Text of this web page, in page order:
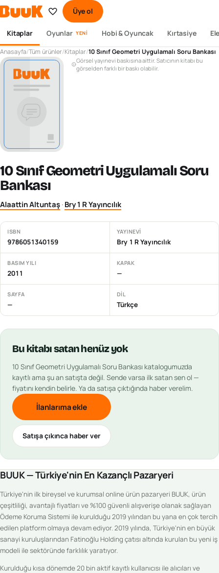
Üye ol
Kitaplar Oyunlar YENI Hobi & Oyuncak Kırtasiye
Anasayfa/Tüm ürünler/Kitaplar/10 Sınıf Geometri Uygulamalı Soru Bankası
Görsel yayınevi baskısına aittir. Satıcının kitabı bu
görselden farklı bir baskı olabilir.
10 Sınıf Geometri Uygulamalı Soru
Bankası
Alaattin Altuntaş·Bry 1 R Yayıncılık
ISBN
9786051340159
YAYINEVI
Bry 1 R Yayıncılık
BASIM YILI
2011
KAPAK
—
SAYFA
—
DIL
Türkçe
Bu kitabısatan henüz yok
10 Sınıf Geometri Uygulamalı Soru Bankası katalogumuzda
kayıtlı ama şu an satışta değil. Sende varsa ilk satan sen ol —
fiyatını kendin belirle. Ya da satışa çıktığında haber verelim.
İlanlarıma ekle
Satışa çıkınca haber ver
BUUK — Türkiye'nin En Kazançlı Pazaryeri
Türkiye'nin ilk bireysel ve kurumsal online ürün pazaryeri BUUK, ürün
çeşitliliği, avantajlı fiyatları ve %100 güvenli alışverişe olanak sağlayan
Ödeme Koruma Sistemi ile kurulduğu 2019 yılından bu yana en çok tercih
edilen platform olmaya devam ediyor. 2019 yılında, Türkiye'nin en büyük
sanayi kuruluşlarından Fatinoğlu Holding çatısı altında kurulan bu yeni iş
modeli ile sektöründe farklılık yaratıyor.
Kurulduğu kısa dönemde 20 bin aktif kayıtlı kullanıcısı ile alıcıları ve